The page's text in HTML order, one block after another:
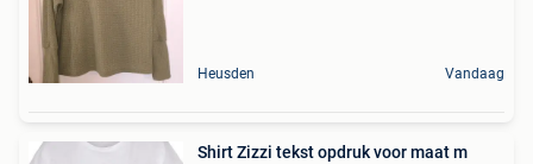
Heusden Vandaag
Shirt Zizzi tekst opdruk voor maat m